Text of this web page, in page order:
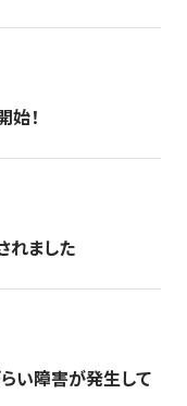
！
れました
らい障害が発生して